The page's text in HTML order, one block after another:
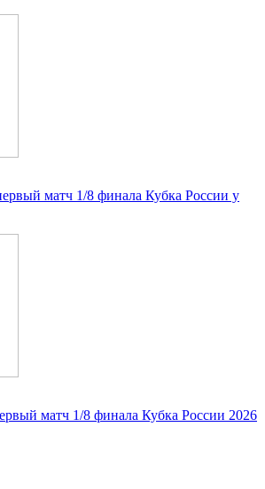
матч 1/8 финала Кубка России у
матч 1/8 финала Кубка России 2026